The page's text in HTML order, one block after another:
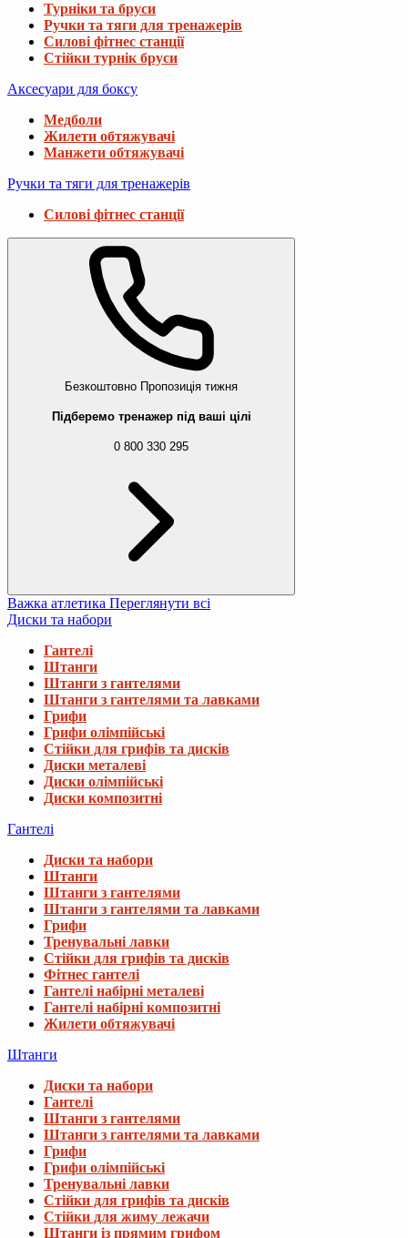
Турніки та бруси
Ручки та тяги для тренажерів
Силові фітнес станції
Стійки турнік бруси
Аксесуари для боксу
Медболи
Жилети обтяжувачі
Манжети обтяжувачі
Ручки та тяги для тренажерів
Силові фітнес станції
Безкоштовно Пропозиція тижня
Підберемо тренажер під ваші цілі
0 800 330 295
Важка атлетика Переглянути всі
Диски та набори
Гантелі
Штанги
Штанги з гантелями
Штанги з гантелями та лавками
Грифи
Грифи олімпійські
Стійки для грифів та дисків
Диски металеві
Диски олімпійські
Диски композитні
Гантелі
Диски та набори
Штанги
Штанги з гантелями
Штанги з гантелями та лавками
Грифи
Тренувальні лавки
Стійки для грифів та дисків
Фітнес гантелі
Гантелі набірні металеві
Гантелі набірні композитні
Жилети обтяжувачі
Штанги
Диски та набори
Гантелі
Штанги з гантелями
Штанги з гантелями та лавками
Грифи
Грифи олімпійські
Тренувальні лавки
Стійки для грифів та дисків
Стійки для жиму лежачи
Штанги із прямим грифом